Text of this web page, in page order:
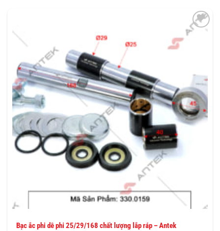
THÊM
Bạc ắc phi dê phi 25/29/168 chất lượng lắp ráp – Antek